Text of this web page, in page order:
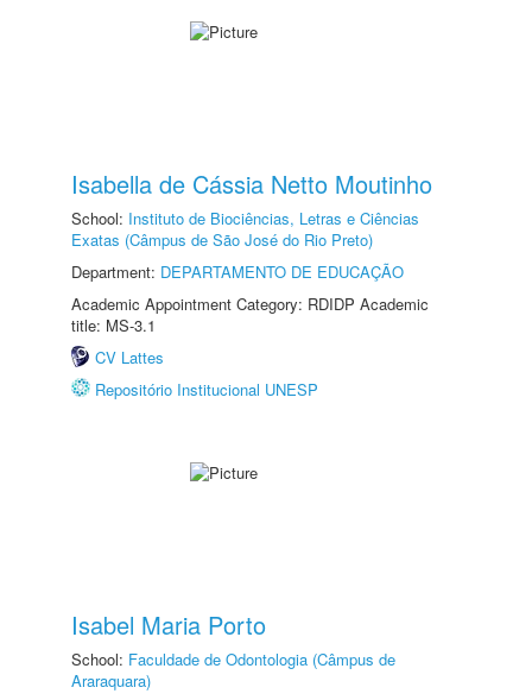
Isabella de Cássia Netto Moutinho
School: Instituto de Biociências, Letras e Ciências
Exatas (Câmpus de São José do Rio Preto)
Department: DEPARTAMENTO DE EDUCAÇÃO
Academic Appointment Category: RDIDP Academic
title: MS-3.1
CV Lattes
Repositório Institucional UNESP
Isabel Maria Porto
School: Faculdade de Odontologia (Câmpus de
Araraquara)